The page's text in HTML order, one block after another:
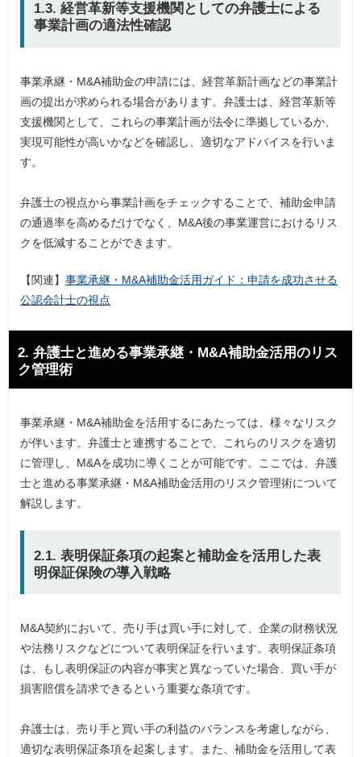
1.3. 経営革新等支援機関としての弁護士による
事業計画の適法性確認
事業承継・M&A補助金の申請には、経営革新計画などの事業計
画の提出が求められる場合があります。弁護士は、経営革新等
支援機関として、これらの事業計画が法令に準拠しているか、
実現可能性が高いかなどを確認し、適切なアドバイスを行いま
す。
弁護士の視点から事業計画をチェックすることで、補助金申請
の通過率を高めるだけでなく、M&A後の事業運営におけるリス
クを低減することができます。
【関連】事業承継・M&A補助金活用ガイド：申請を成功させる
公認会計士の視点
2. 弁護士と進める事業承継・M&A補助金活用のリス
ク管理術
事業承継・M&A補助金を活用するにあたっては、様々なリスク
が伴います。弁護士と連携することで、これらのリスクを適切
に管理し、M&Aを成功に導くことが可能です。ここでは、弁護
士と進める事業承継・M&A補助金活用のリスク管理術について
解説します。
2.1. 表明保証条項の起案と補助金を活用した表
明保証保険の導入戦略
M&A契約において、売り手は買い手に対して、企業の財務状況
や法務リスクなどについて表明保証を行います。表明保証条項
は、もし表明保証の内容が事実と異なっていた場合、買い手が
損害賠償を請求できるという重要な条項です。
弁護士は、売り手と買い手の利益のバランスを考慮しながら、
適切な表明保証条項を起案します。また、補助金を活用して表